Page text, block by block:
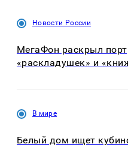
Новости России
МегаФон раскрыл
«раскладушек» и
В мире
Белый дом ищет